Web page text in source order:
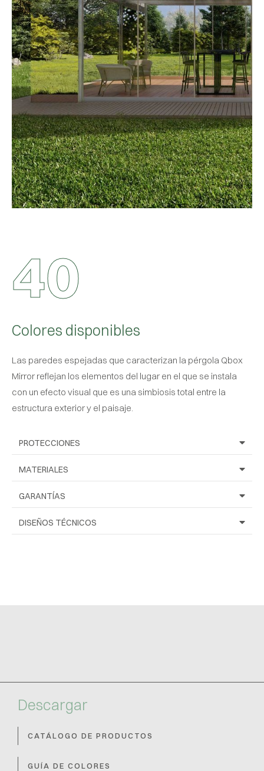
40
Colores disponibles
Las paredes espejadas que caracterizan la pérgola Qbox
Mirror reflejan los elementos del lugar en el que se instala
con un efecto visual que es una simbiosis total entre la
estructura exterior y el paisaje.
PROTECCIONES
MATERIALES
GARANTÍAS
DISEÑOS TÉCNICOS
Descargar
CATÁLOGO DE PRODUCTOS
GUÍA DE COLORES